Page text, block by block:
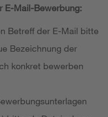
E-Mail-Bewerbung:
Betreff der E-Mail bitte
Bezeichnung der
konkret bewerben